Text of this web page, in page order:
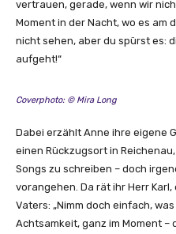
o
n
Y
o
T
b
e
a
n
z
e
vertrauen, gerade, wenn wir
Moment in der Nacht, wo es am
nicht sehen, aber du spürst es:
aufgeht!“
Coverphoto: © Mira Long
Dabei erzählt Anne ihre eigene
einen Rückzugsort in
Songs zu schreiben – doch
vorangehen. Da rät ihr Herr
Vaters: „Nimm doch einfach,
Achtsamkeit, ganz im Moment –